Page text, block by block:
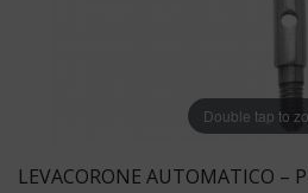
Double tap to
LEVACORONE AUTOMATICO –